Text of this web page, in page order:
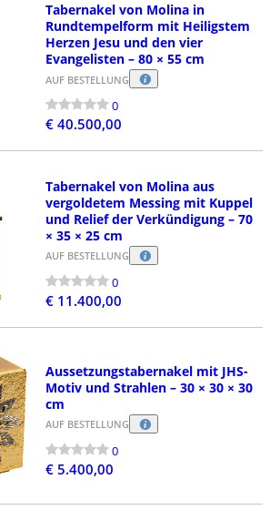
Tabernakel von Molina in
Rundtempelform mit Heiligstem
Herzen Jesu und den vier
Evangelisten – 80 × 55 cm
AUF BESTELLUNG
0
€ 40.500,00
Tabernakel von Molina aus
vergoldetem Messing mit Kuppel
und Relief der Verkündigung – 70
× 35 × 25 cm
AUF BESTELLUNG
0
€ 11.400,00
Aussetzungstabernakel mit JHS-
Motiv und Strahlen – 30 × 30 × 30
cm
AUF BESTELLUNG
0
€ 5.400,00